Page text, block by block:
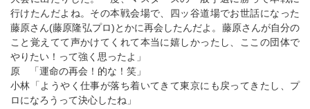
行けたんだよね。その本戦会場で、四ッ谷道場でお世話になった
藤原さん(藤原隆弘プロ)とかに再会したんだよ。藤原さんが自分の
こと覚えてて声かけてくれて本当に嬉しかったし、ここの団体で
やりたい！って強く思ったよ」
原 「運命の再会！的な！笑」
小林「ようやく仕事が落ち着いてきて東京にも戻ってきたし、プ
ロになろうって決心したね」